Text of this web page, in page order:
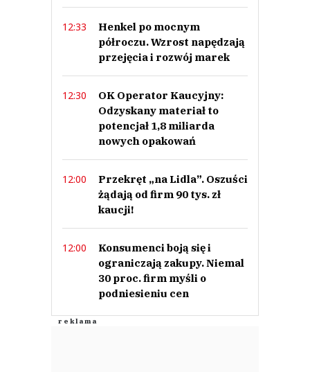
12:33
Henkel po mocnym
półroczu. Wzrost napędzają
przejęcia i rozwój marek
12:30
OK Operator Kaucyjny:
Odzyskany materiał to
potencjał 1,8 miliarda
nowych opakowań
12:00
Przekręt „na Lidla”. Oszuści
żądają od firm 90 tys. zł
kaucji!
12:00
Konsumenci boją się i
ograniczają zakupy. Niemal
30 proc. firm myśli o
podniesieniu cen